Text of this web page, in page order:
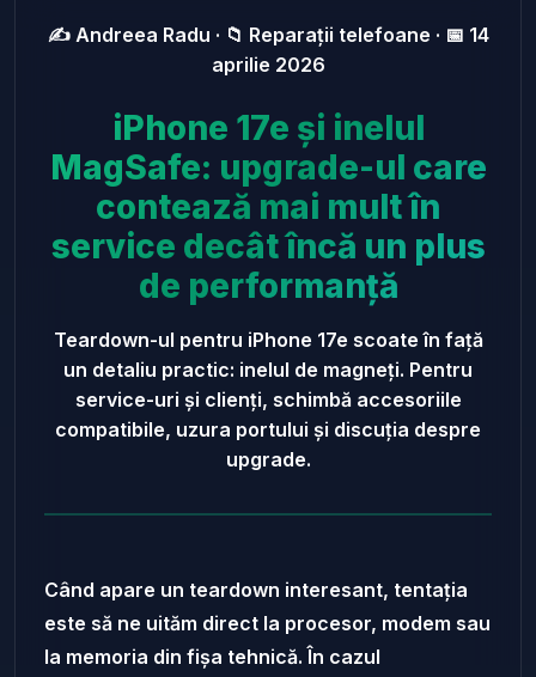
✍️ Andreea Radu · 📁 Reparații telefoane · 📅 14
aprilie 2026
iPhone 17e și inelul
MagSafe: upgrade-ul care
contează mai mult în
service decât încă un plus
de performanță
Teardown-ul pentru iPhone 17e scoate în față
un detaliu practic: inelul de magneți. Pentru
service-uri și clienți, schimbă accesoriile
compatibile, uzura portului și discuția despre
upgrade.
Când apare un teardown interesant, tentația
este să ne uităm direct la procesor, modem sau
la memoria din fișa tehnică. În cazul